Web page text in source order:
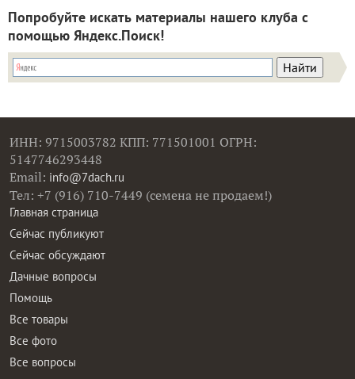
Попробуйте искать материалы нашего клуба с
помощью Яндекс.Поиск!
ИНН: 9715003782 КПП: 771501001 ОГРН:
5147746293448
Email: info@7dach.ru
Тел: +7 (916) 710-7449 (семена не продаем!)
Главная страница
Сейчас публикуют
Сейчас обсуждают
Дачные вопросы
Помощь
Все товары
Все фото
Все вопросы